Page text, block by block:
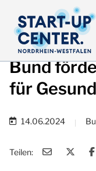
Bund
für
14.06.2024
Teilen: